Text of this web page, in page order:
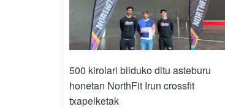
500 kirolari bilduko ditu asteburu
honetan NorthFit Irun crossfit
txapelketak